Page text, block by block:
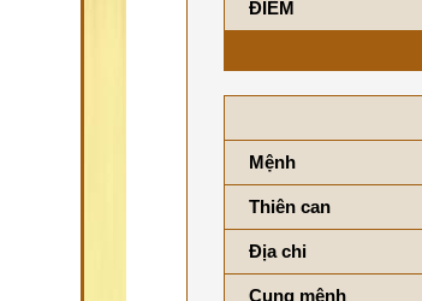
ĐIỂM
Mệnh
Thiên can
Địa chi
Cung mệnh